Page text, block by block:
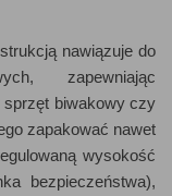
nawiązuje do
zapewniając
biwakowy czy
zapakować nawet
wysokość
bezpieczeństwa),